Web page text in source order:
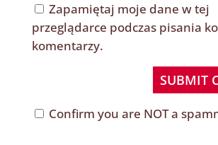
Zapamiętaj moje dane w tej
przeglądarce podczas pisania
komentarzy.
SUBMIT
Confirm you are NOT a